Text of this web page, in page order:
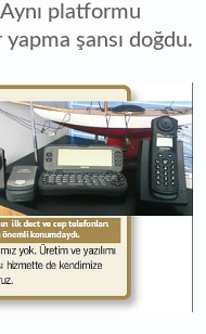
platformu
şansı doğdu.